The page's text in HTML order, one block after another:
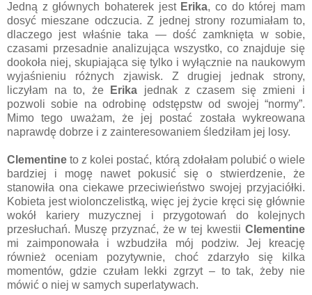
Jedną z głównych bohaterek jest Erika, co do której mam
dosyć mieszane odczucia. Z jednej strony rozumiałam to,
dlaczego jest właśnie taka — dość zamknięta w sobie,
czasami przesadnie analizująca wszystko, co znajduje się
dookoła niej, skupiająca się tylko i wyłącznie na naukowym
wyjaśnieniu różnych zjawisk. Z drugiej jednak strony,
liczyłam na to, że
Erika jednak z czasem się zmieni i
pozwoli sobie na odrobinę odstępstw od swojej “normy”.
Mimo tego uważam, że jej postać została wykreowana
naprawdę dobrze i z zainteresowaniem śledziłam jej losy.
Clementine to z kolei postać, którą zdołałam polubić o wiele
bardziej i mogę nawet pokusić się o stwierdzenie, że
stanowiła ona ciekawe przeciwieństwo swojej przyjaciółki.
Kobieta jest wiolonczelistką, więc jej życie kręci się głównie
wokół kariery muzycznej i przygotowań do kolejnych
przesłuchań. Muszę przyznać, że w tej kwestii Clementine
mi zaimponowała i wzbudziła mój podziw. Jej kreację
również oceniam pozytywnie, choć zdarzyło się kilka
momentów, gdzie czułam lekki zgrzyt – to tak, żeby nie
mówić o niej w samych superlatywach.